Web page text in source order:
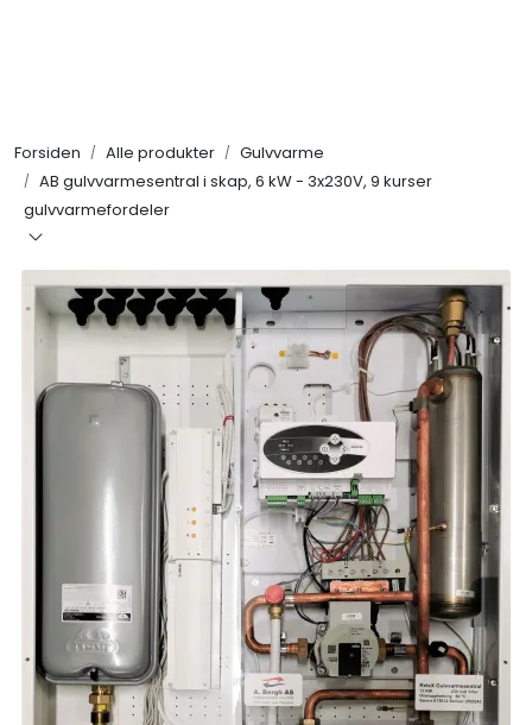
Forsiden Alle produkter
Gulvvarme
AB gulvvarmesentral i skap, 6 kW - 3x230V, 9 kurser
gulvvarmefordeler
KAMPANJER
Kontakt Oss
Søk om proffkundekonto
Reservedeler
Be om tilbud